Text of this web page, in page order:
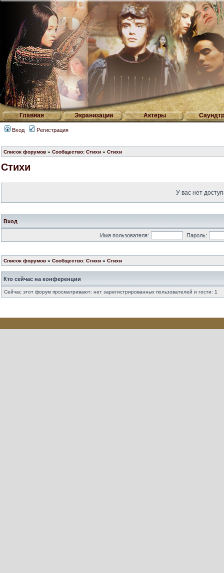
Главная Экранизации Актеры
Вход Регистрация
Список форумов » Сообщество: Стихи » Стихи
Стихи
У вас нет
Вход
Имя пользователя: Пароль:
Список форумов » Сообщество: Стихи » Стихи
Кто сейчас на конференции
Сейчас этот форум просматривают: нет зарегистрированных пользователей и гости: 1